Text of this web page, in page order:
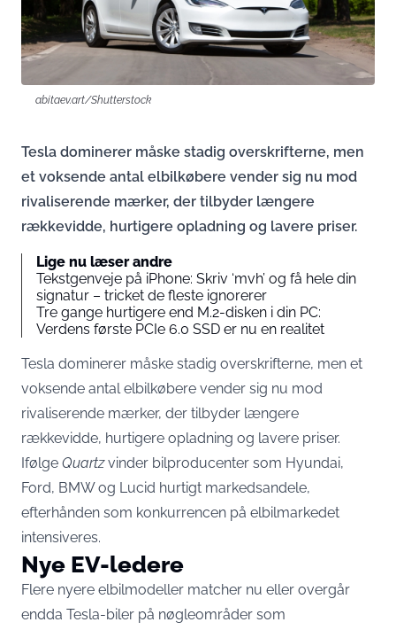
abitaev.art/Shutterstock
Tesla dominerer måske stadig overskrifterne, men
et voksende antal elbilkøbere vender sig nu mod
rivaliserende mærker, der tilbyder længere
rækkevidde, hurtigere opladning og lavere priser.
Lige nu læser andre
Tekstgenveje på iPhone: Skriv ‘mvh’ og få hele din
signatur – tricket de fleste ignorerer
Tre gange hurtigere end M.2-disken i din PC:
Verdens første PCIe 6.0 SSD er nu en realitet
Tesla dominerer måske stadig overskrifterne, men et
voksende antal elbilkøbere vender sig nu mod
rivaliserende mærker, der tilbyder længere
rækkevidde, hurtigere opladning og lavere priser.
Ifølge Quartzvinder bilproducenter som Hyundai,
Ford, BMW og Lucid hurtigt markedsandele,
efterhånden som konkurrencen på elbilmarkedet
intensiveres.
Nye EV-ledere
Flere nyere elbilmodeller matcher nu eller overgår
endda Tesla-biler på nøgleområder som